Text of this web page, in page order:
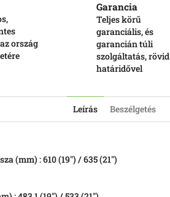
ország
Garancia
Teljes körű
garanciális, és
garancián túli
szolgáltatás, rövid
határidővel
Leírás Beszélgetés
(mm) :610 (19") / 635 (21")